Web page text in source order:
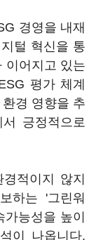
경영을 내재
털 혁신을 통
이어지고 있는
평가 체계
경 영향을 추
긍정적으로
적이지 않지
하는 '그린워
능성을 높이
이 나옵니다.